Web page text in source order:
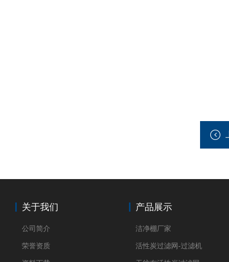
关于我们
公司简介
荣誉资质
产品展示
洁净棚厂家
活性炭过滤网-过滤机